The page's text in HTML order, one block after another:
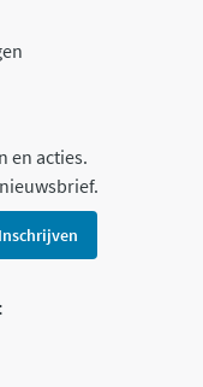
en acties.
Inschrijven